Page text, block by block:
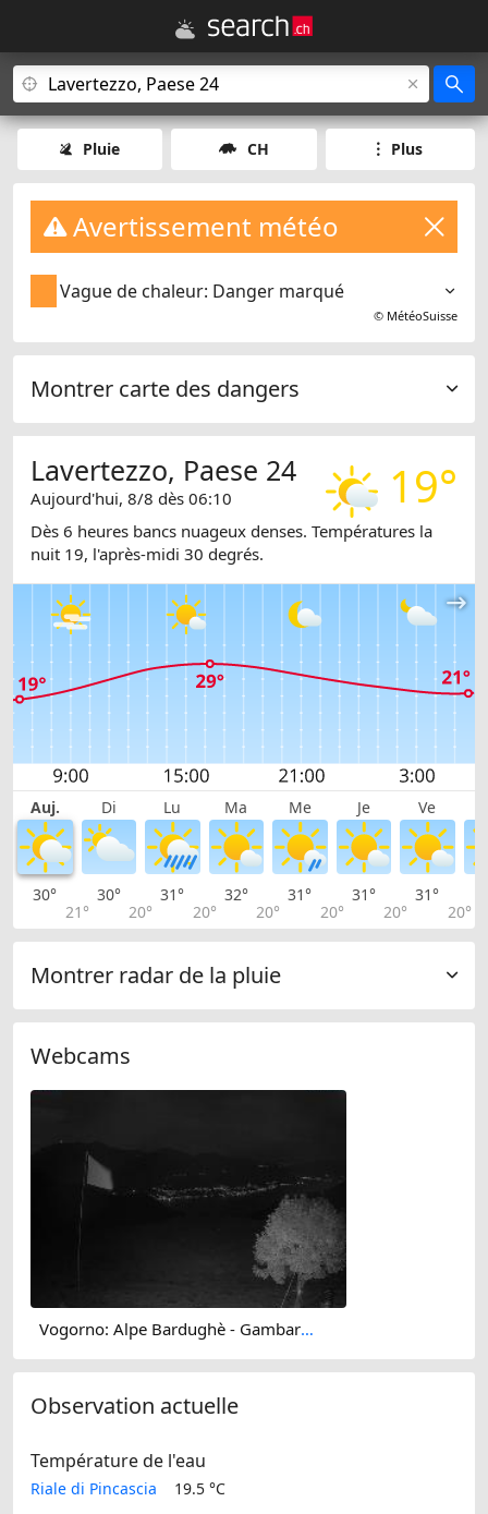
Pluie CH Plus
Avertissement météo
Vague de chaleur: Danger marqué
© MétéoSuisse
Montrer carte des dangers
19°
Lavertezzo, Paese 24
Aujourd'hui, 8/8 dès 06:10
Dès 6 heures bancs nuageux denses. Températures la
nuit 19, l'après-midi 30 degrés.
Auj. Di Lu Ma Me Je Ve
30°
21°
30°
20°
31°
20°
32°
20°
31°
20°
31°
20°
31°
20°
Montrer radar de la pluie
Webcams
Vogorno: Alpe Bardughè - Gambarogno - Alpe di Neggia - Cannobio - Lake Maggiore
Observation actuelle
Température de l'eau
Riale di Pincascia 19.5 °C